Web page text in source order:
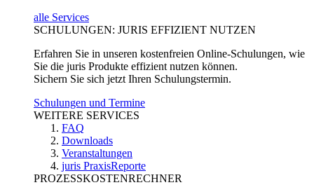
alle Services
SCHULUNGEN: JURIS EFFIZIENT NUTZEN
Erfahren Sie in unseren kostenfreien Online-Schulungen, wie
Sie die juris Produkte effizient nutzen können.
Sichern Sie sich jetzt Ihren Schulungstermin.
Schulungen und Termine
WEITERE SERVICES
FAQ
Downloads
Veranstaltungen
juris PraxisReporte
PROZESSKOSTENRECHNER